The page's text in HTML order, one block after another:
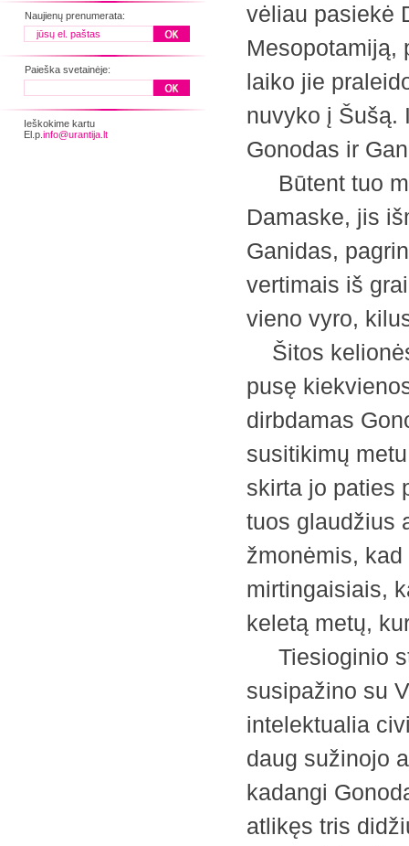
Naujienų prenumerata:
Paieška svetainėje:
Ieškokime kartu
El.p. info@urantija.lt
vėliau pasiekė
Mesopotamiją,
laiko jie
nuvyko į Šušą.
Gonodas ir
Būtent tuo
Damaske, jis
Ganidas,
vertimais iš
vieno vyro,
Šitos
pusę
dirbdamas
susitikimų
skirta jo paties
tuos glaudžius
žmonėmis,
mirtingaisiais,
keletą metų,
Tiesioginio
susipažino su
intelektualia
daug sužinojo
kadangi
atlikęs tris